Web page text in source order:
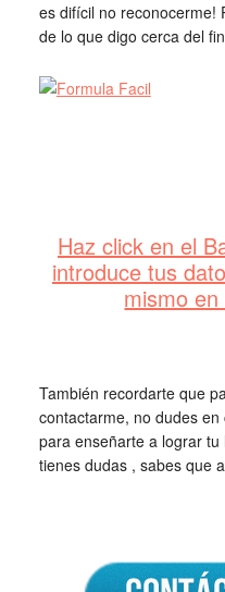
es difícil no reconocerme!
de lo que digo cerca del
Haz click en el
introduce tus
mismo
También recordarte que
contactarme, no dudes
para enseñarte a lograr
tienes dudas , sabes que